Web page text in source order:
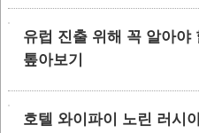
유럽 진출 위해 꼭 알아야
톺아보기
호텔 와이파이 노린 러시